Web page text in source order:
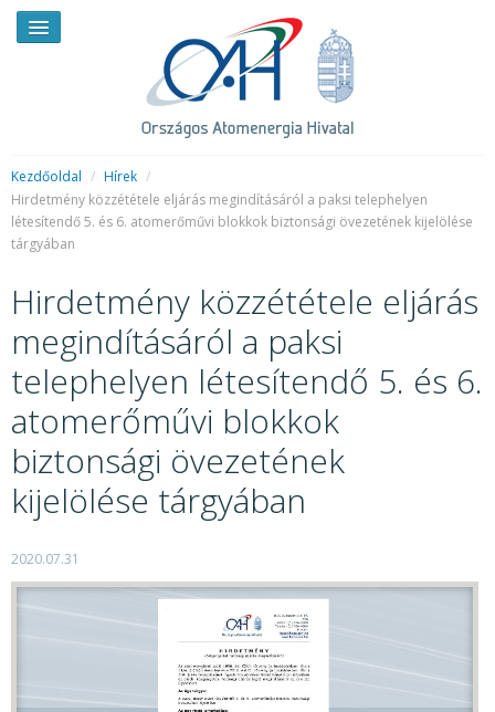
HÍREK
SAJTÓSZOBA
HIRDETMÉNYEK
BEMUTATKOZÁS
FELADATOK
KÖZÉRDEKŰ ADATOK
KIADVÁNYOK, JELENTÉSEK
NYOMTATVÁNYOK, SZOFTVEREK
Kezdőoldal / Hírek /
Hirdetmény közzététele eljárás megindításáról a paksi telephelyen
létesítendő 5. és 6. atomerőművi blokkok biztonsági övezetének kijelölése
tárgyában
Hirdetmény közzététele eljárás
megindításáról a paksi
telephelyen létesítendő 5. és 6.
atomerőművi blokkok
biztonsági övezetének
kijelölése tárgyában
2020.07.31